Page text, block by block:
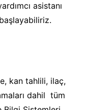
asistanı
kan tahlili, ilaç,
dahil tüm